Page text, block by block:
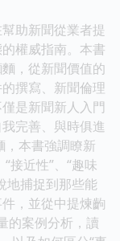
助新聞從業者提
權威指南。本書
，從新聞價值的
撰寫、新聞倫理
是新聞新人入門
完善、與時俱進
，本書強調瞭新
接近性”、“趣味
地捕捉到那些能
，並從中提煉齣
的案例分析，讀